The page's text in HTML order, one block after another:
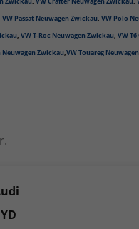
VW Passat Neuwagen Zwickau, VW Polo
, VW T-Roc Neuwagen Zwickau, VW
Neuwagen Zwickau,VW Touareg